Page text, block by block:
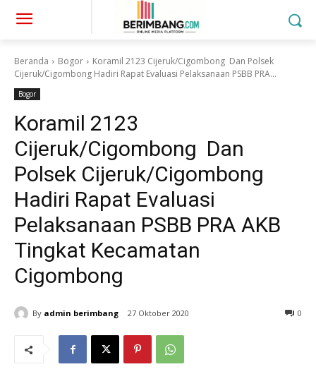
Beranda Bogor
Koramil 2123 Cijeruk/Cigombong Dan Polsek
Cijeruk/Cigombong Hadiri Rapat Evaluasi Pelaksanaan PSBB PRA...
Bogor
Koramil 2123
Cijeruk/Cigombong Dan
Polsek Cijeruk/Cigombong
Hadiri Rapat Evaluasi
Pelaksanaan PSBB PRA AKB
Tingkat Kecamatan
Cigombong
By admin berimbang 27 Oktober 2020 0